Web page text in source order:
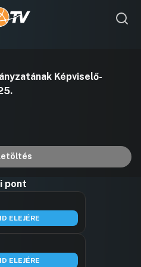
lejátszása
Képviselő-
pont
ELEJÉRE
ELEJÉRE